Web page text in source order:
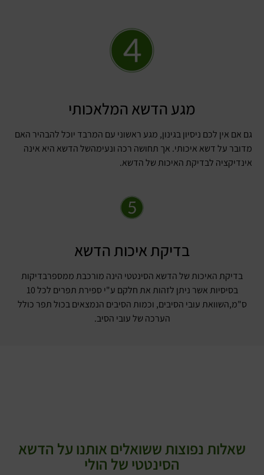
מגע הדשא המלאכותי
גם אם אין לכם ניסיון בגינון, מגע ראשוני עם המרבד יוכל להבהיר האם
מדובר על דשא איכותי. אך תחושה רכה ונעימהשל הדשא היא אינה
אינדיקציה לבדיקת האיכות של הדשא.
בדיקת איכות הדשא
בדיקת האיכות של הדשא הסינטטי הינה מורכבת ממספרבדיקות
בסיסיות אשר ניתן לזהות את חלקם ע"י ספירת תפרים לכל 10
ס"מ,השוואת עובי הסיבים, וכמות הסיבים הנמצאים בכול תפר כולל
הערכה של עובי הסיב.
שאלות נפוצות ששואלים אותנו על הדשא
הסינטטי של הולי